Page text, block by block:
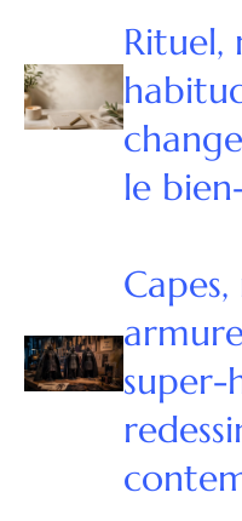
le
Capes,
super-